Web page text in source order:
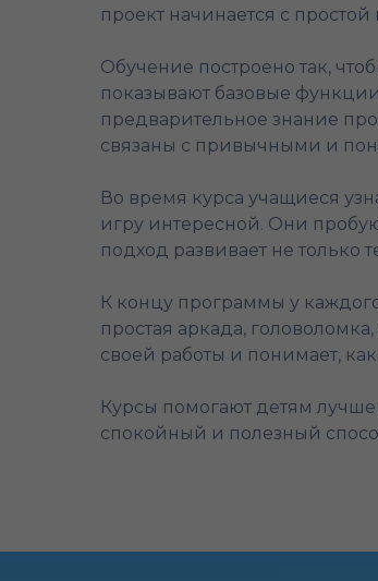
проект начинается с
Обучение построено так,
показывают базовые
предварительное знание
связаны с привычными и
Во время курса учащиеся
игру интересной. Они
подход развивает не только
К концу программы у
простая аркада,
своей работы и понимает,
Курсы помогают детям
спокойный и полезный